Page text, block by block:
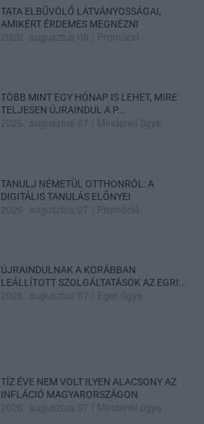
TATA ELBŰVÖLŐ LÁTVÁNYOSSÁGAI,
AMIKÉRT ÉRDEMES MEGNÉZNI
2026. augusztus 08 Promóció
TÖBB MINT EGY HÓNAP IS LEHET, MIRE
TELJESEN ÚJRAINDUL A P...
2026. augusztus 07 Mindenki ügye
TANULJ NÉMETÜL OTTHONRÓL: A
DIGITÁLIS TANULÁS ELŐNYEI
2026. augusztus 07 Promóció
ÚJRAINDULNAK A KORÁBBAN
LEÁLLÍTOTT SZOLGÁLTATÁSOK AZ EGRI...
2026. augusztus 07 Eger ügye
TÍZ ÉVE NEM VOLT ILYEN ALACSONY AZ
INFLÁCIÓ MAGYARORSZÁGON
2026. augusztus 07 Mindenki ügye